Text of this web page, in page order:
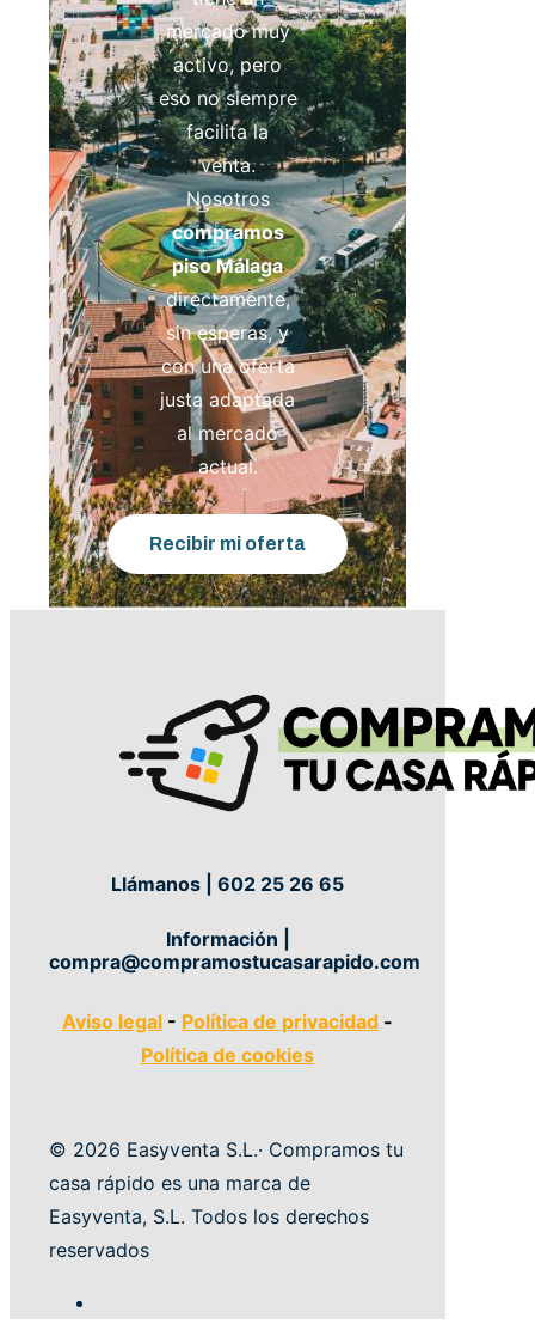
mercado muy
activo, pero
eso no siempre
facilita la
venta.
Nosotros
compramos
piso Málaga
directamente,
sin esperas, y
con una oferta
justa adaptada
al mercado
actual.
Recibir mi oferta
Llámanos | 602 25 26 65
Información |
compra@compramostucasarapido.com
Aviso legal - Política de privacidad -
Política de cookies
© 2026 Easyventa S.L.· Compramos tu
casa rápido es una marca de
Easyventa, S.L. Todos los derechos
reservados